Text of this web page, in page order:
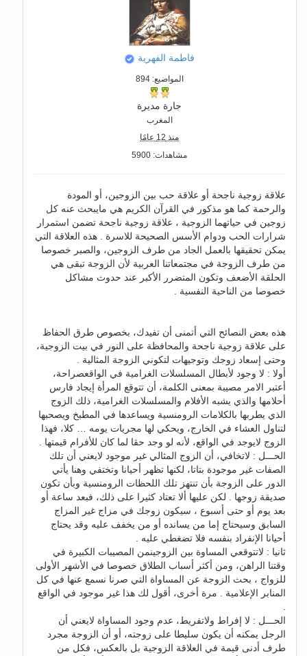
فاطمة الفهرية
المواضيع: 894
جارة مديرة
المغرب
منذ 12 عامًا
مشاهدات: 5900
علاقة زوجية ناجحة أو علاقة حب بين الزوجين، أو المودة
والرحمة كما هو مذكور في القرآن الكريم هي مايبحث عنه كل
زوجين في حياتهما الزوجية ، علاقة زوجية ناجحة تضمن استمرار
شرارات الحب ودوام الأسس الصحيحة للاسرة . هذه العلاقة التي
يمكن تحقيقها بالعمل الجاد من طرف الزوجين، والصبر خصوصا
من طرف الزوجة في مجتمعاتنا العربية لأن الزوجة تبقى هي
الحلقة الأضعف وتكون المتضرر الأكبر عند حدوث مشاكل
خصوصا من الناحية النفسية .
هذه بعض النصائح التي أتمنى أن تفيدك، بخصوص طرق الحفاظ
على علاقة زوجية ناجحة والمحافظة على النور في بيت الزوجية،
وحتى إسعاد زوجك وتوجيهات لتكوني الزوجة المثالية .
أولا : لا وجود لأبطال المسلسلات الغرامية في الواقعصراحة،
أعتبر الامر مصيبة بمعنى الكلمة، أن تتوقع المرأة إيجاد فارس
أحلامها والذي يشبه الأفلام والمسلسلات الغرامية، ذلك الزوج
الذي يطربها بالكلامات الرومنسية ويساعدها في المطبخ ويصحبها
لتناول العشاء في الخارج، ويحكي لها مجريات يومه … كلا، فهذا
الزوج لايوجد في الواقع، لأنه لو وجد حقا لما كان للأفرام قيمتها .
الحـــل : لاتخافي، أن الزوج المثالي غير موجود لايعني أن تلك
الصفات غير موجودة بتاتا، لكنها تظهر أحيانا وتختفي وهنا يأتي
الدور على الزوجة بأن تنتهز تلك اللحظات الرومنسية وبأن تكون
صديقة زوجها . لكن عليها ألا تعتاد كثيرا على ذلك، فبعد ساعة أو
بعد يوم أو حتى أسبوع ، سيكون زوجك في مزاج غير المزاج
السابق وسيحتاج إما من يسانده أو من يخفف عليه وقد يحتاج
أحيانا الإنفراد بنفسه فلا تضغطي عليه .
ثانيا : لاتتوقعي المساوة بين الزوجينمن المصيبات الكبيرة في
وقتنا الراهن، ومن أكثر أسباب الطلاق خصوصا في الأشهر الأولى
للزواج ، بحث الزوجة عن المساواة التي صرنا نسمع عنها في كل
المنابر الإعلامية . مرة أخرى، أقول لك هذا غير موجود في الواقع
الحـــل : لا إفراط ولاتفريط، عدم وجود المساواة لايعني أن
الرجل يمكنه أن يكون سليطا على زوجته، أو أن الزوجة مجرد
طرف أدنى قيمة في العلاقة الزوجية بل بالعكس، فكل من